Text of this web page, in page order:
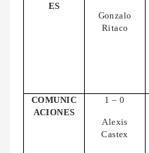
ES
Gonzalo
Ritaco
COMUNIC
ACIONES
1 – 0
Alexis
Castex